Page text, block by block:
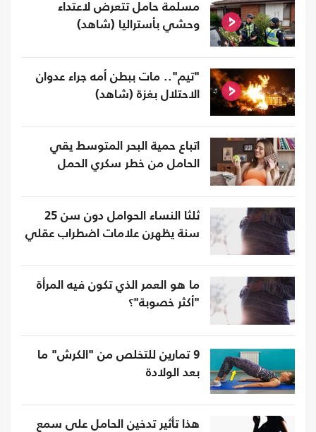
مسلمة حامل تتعرض لاعتداء
وحشي بأستراليا (شاهد)
"تيم".. مات ببطن أمه جراء عدوان
الاحتلال بغزة (شاهد)
اتباع حمية البحر المتوسط يقي
الحامل من خطر سكري الحمل
ثلثا النساء الحوامل دون سن 25
سنة يظهرن علامات اضطراب عقلي
ما هو العمر الذي تكون فيه المرأة
"أكثر خصوبة"؟
9 تمارين للتخلص من "الكرش" ما
بعد الولادة
هذا تأثير تدخين الحامل على سمع